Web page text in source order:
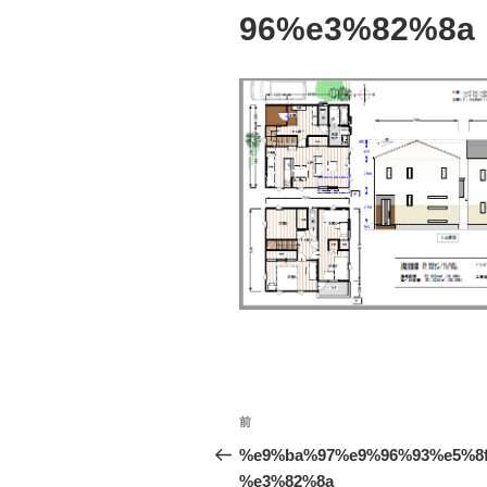
96%e3%82%8a
投
稿
前
の
投
前
%e3%82%8a